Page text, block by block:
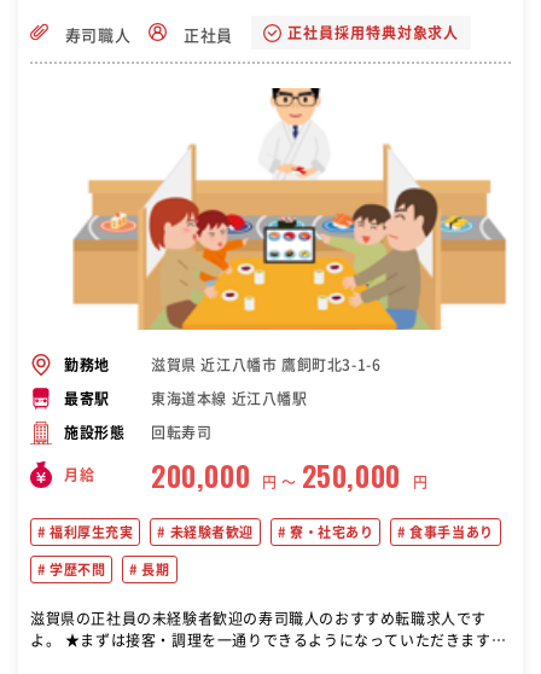
寿司職人 正社員 正社員採用特典対象求人
勤務地 滋賀県 近江八幡市 鷹飼町北3-1-6
最寄駅 東海道本線 近江八幡駅
施設形態 回転寿司
月給 200,000 円 〜 250,000 円
福利厚生充実 未経験者歓迎 寮・社宅あり 食事手当あり
学歴不問 長期
滋賀県の正社員の未経験者歓迎の寿司職人のおすすめ転職求人です
よ。 ★まずは接客・調理を一通りできるようになっていただきます。